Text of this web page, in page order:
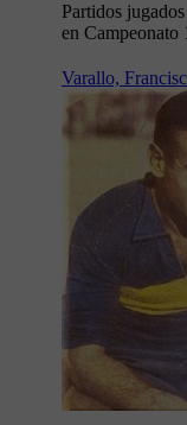
Partidos
en Campeonato
Varallo,